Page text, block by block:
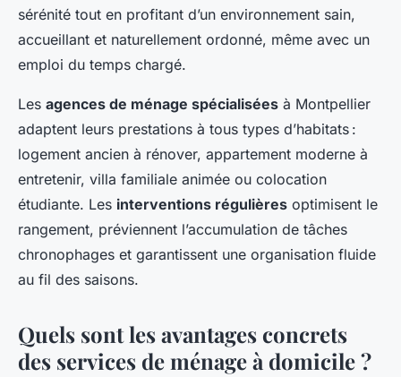
sérénité tout en profitant d’un environnement sain,
accueillant et naturellement ordonné, même avec un
emploi du temps chargé.
Les agences de ménage spécialisées à Montpellier
adaptent leurs prestations à tous types d’habitats :
logement ancien à rénover, appartement moderne à
entretenir, villa familiale animée ou colocation
étudiante. Les interventions régulières optimisent le
rangement, préviennent l’accumulation de tâches
chronophages et garantissent une organisation fluide
au fil des saisons.
Quels sont les avantages concrets
des services de ménage à domicile ?